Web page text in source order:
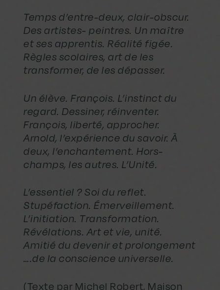
Temps d’entre-deux, clair-obscur.
Des artistes- peintres. Un maître
et ses apprentis. Réalité figée.
Règles scolaires, art de les
transformer, de les dépasser.
Un élève. François. L’instinct du
regard. Dessiner, réinventer.
François, liberté, approcher.
Arnold, l’expérience du savoir. À
deux, l’enchantement. Hors-
champs, les autres. L’Unité.
L’essentiel ? Soi du reflet.
Stupéfaction. Émerveillement.
L’initiation. Transformation.
Révélations. Art et vie, unité.
Amitié du devenir et prolongement
….de la conscience universelle.
(Texte par Michel Robert, Maison